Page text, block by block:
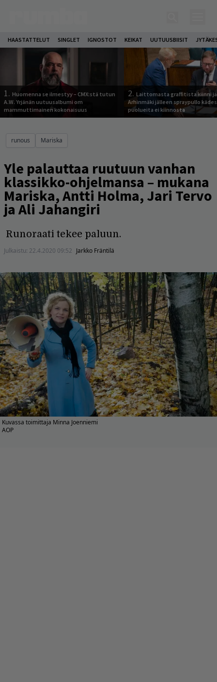
HAASTATTELUT SINGLET IGNOSTOT KEIKAT UUTUUSBIISIT
1. Huomenna se ilmestyy – CMX:stä tutun
A.W. Yrjänän uutuusalbumi om
mammuttimainen kokonaisuus
2. Laittomasta graffitista kiinni
Arhinmäki jälleen spraypullo
puolueita ei kiinnosta
runous Mariska
Yle palauttaa ruutuun vanhan
klassikko-ohjelmansa – mukana
Mariska, Antti Holma, Jari Tervo
ja Ali Jahangiri
Runoraati tekee paluun.
Julkaistu: 22.4.2020 09:52 Jarkko Fräntilä
Kuvassa toimittaja Minna Joenniemi
AOP